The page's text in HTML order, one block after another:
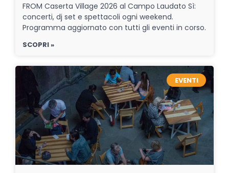
FROM Caserta Village 2026 al Campo Laudato Sì:
concerti, dj set e spettacoli ogni weekend.
Programma aggiornato con tutti gli eventi in corso.
SCOPRI »
EVENTI